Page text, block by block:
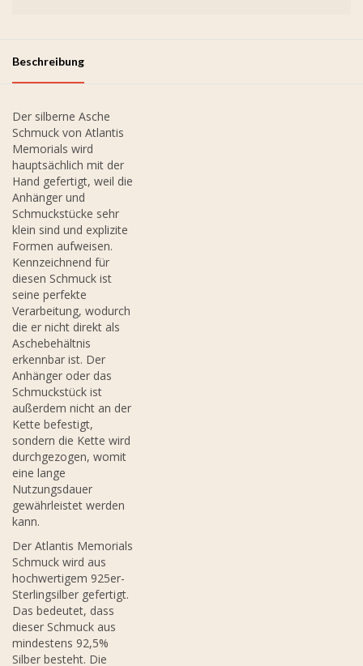
Beschreibung
Der silberne Asche
Schmuck von Atlantis
Memorials wird
hauptsächlich mit der
Hand gefertigt, weil die
Anhänger und
Schmuckstücke sehr
klein sind und explizite
Formen aufweisen.
Kennzeichnend für
diesen Schmuck ist
seine perfekte
Verarbeitung, wodurch
die er nicht direkt als
Aschebehältnis
erkennbar ist. Der
Anhänger oder das
Schmuckstück ist
außerdem nicht an der
Kette befestigt,
sondern die Kette wird
durchgezogen, womit
eine lange
Nutzungsdauer
gewährleistet werden
kann.
Der Atlantis Memorials
Schmuck wird aus
hochwertigem 925er-
Sterlingsilber gefertigt.
Das bedeutet, dass
dieser Schmuck aus
mindestens 92,5%
Silber besteht. Die